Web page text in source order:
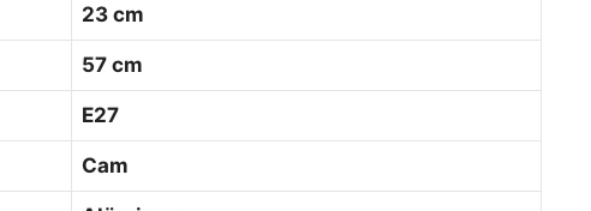
23 cm
57 cm
E27
Cam